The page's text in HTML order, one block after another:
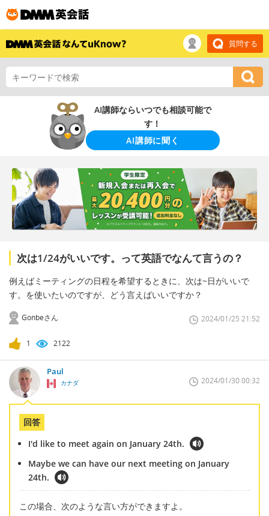
質問する
AI講師ならいつでも相談可能で
す！
AI講師に聞く
次は1/24がいいです。って英語でなんて言うの？
例えばミーティングの日程を希望するときに、次は~日がいいで
す。を使いたいのですが、どう言えばいいですか？
Gonbeさん 2024/01/25 21:52
1 2122
Paul
カナダ 2024/01/30 00:32
回答
I'd like to meet again on January 24th.
Maybe we can have our next meeting on January
24th.
この場合、次のような言い方ができますよ。